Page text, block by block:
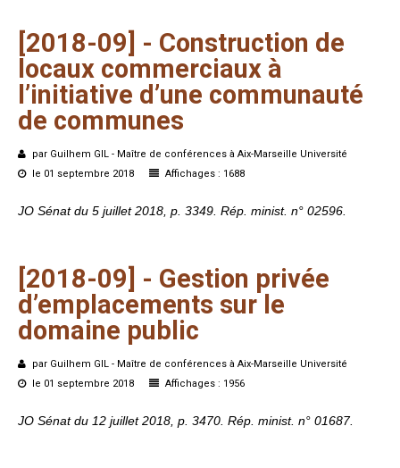
[2018-09] - Construction de
locaux commerciaux à
l’initiative d’une communauté
de communes
par Guilhem GIL - Maître de conférences à Aix-Marseille Université
le 01 septembre 2018
Affichages : 1688
JO Sénat du 5 juillet 2018, p. 3349. Rép. minist. n° 02596.
[2018-09] - Gestion privée
d’emplacements sur le
domaine public
par Guilhem GIL - Maître de conférences à Aix-Marseille Université
le 01 septembre 2018
Affichages : 1956
JO Sénat du 12 juillet 2018, p. 3470. Rép. minist. n° 01687.